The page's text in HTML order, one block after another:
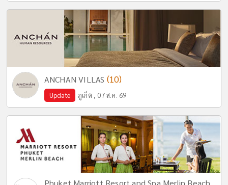
ANCHAN VILLAS (10)
Update ภูเก็ต , 07 ส.ค. 69
Phuket Marriott Resort and Spa Merlin Beach